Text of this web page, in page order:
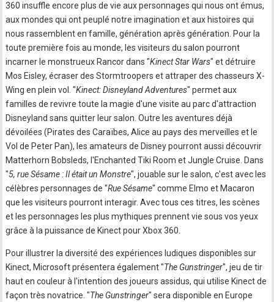
360 insuffle encore plus de vie aux personnages qui nous ont émus,
aux mondes qui ont peuplé notre imagination et aux histoires qui
nous rassemblent en famille, génération après génération. Pour la
toute première fois au monde, les visiteurs du salon pourront
incarner le monstrueux Rancor dans "Kinect Star Wars" et détruire
Mos Eisley, écraser des Stormtroopers et attraper des chasseurs X-
Wing en plein vol. "Kinect: Disneyland Adventures" permet aux
familles de revivre toute la magie d'une visite au parc d'attraction
Disneyland sans quitter leur salon. Outre les aventures déjà
dévoilées (Pirates des Caraïbes, Alice au pays des merveilles et le
Vol de Peter Pan), les amateurs de Disney pourront aussi découvrir
Matterhorn Bobsleds, l'Enchanted Tiki Room et Jungle Cruise. Dans
"5, rue Sésame : Il était un Monstre", jouable sur le salon, c'est avec les
célèbres personnages de "Rue Sésame" comme Elmo et Macaron
que les visiteurs pourront interagir. Avec tous ces titres, les scènes
et les personnages les plus mythiques prennent vie sous vos yeux
grâce à la puissance de Kinect pour Xbox 360.
Pour illustrer la diversité des expériences ludiques disponibles sur
Kinect, Microsoft présentera également "The Gunstringer", jeu de tir
haut en couleur à l'intention des joueurs assidus, qui utilise Kinect de
façon très novatrice. "The Gunstringer" sera disponible en Europe